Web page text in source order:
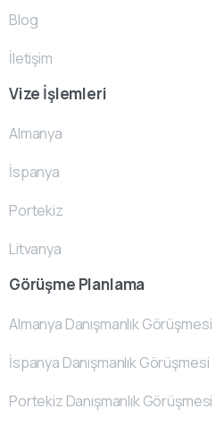
Blog
İletişim
Vize İşlemleri
Almanya
İspanya
Portekiz
Litvanya
Görüşme Planlama
Almanya Danışmanlık Görüşmesi
İspanya Danışmanlık Görüşmesi
Portekiz Danışmanlık Görüşmesi